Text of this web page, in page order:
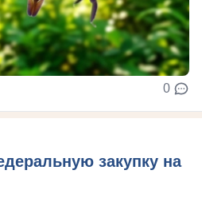
0
закупку на